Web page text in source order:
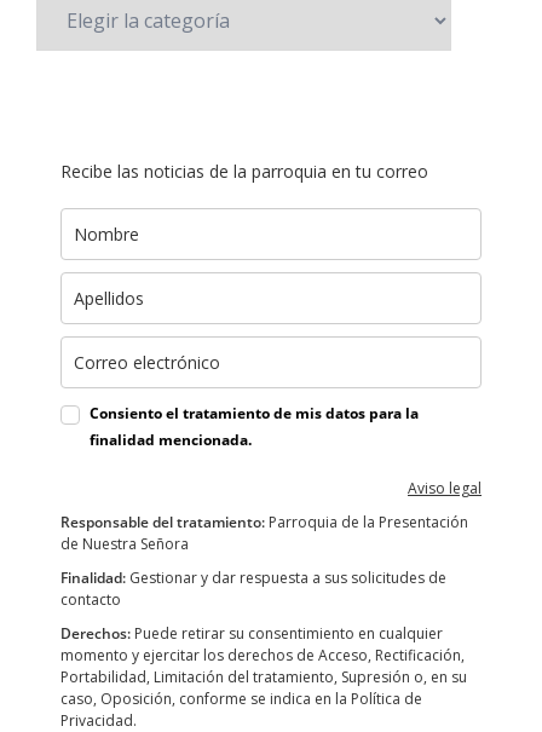
Recibe las noticias de la parroquia en tu correo
Consiento el tratamiento de mis datos para la
finalidad mencionada.
Aviso legal
Responsable del tratamiento: Parroquia de la Presentación
de Nuestra Señora
Finalidad: Gestionar y dar respuesta a sus solicitudes de
contacto
Derechos: Puede retirar su consentimiento en cualquier
momento y ejercitar los derechos de Acceso, Rectificación,
Portabilidad, Limitación del tratamiento, Supresión o, en su
caso, Oposición, conforme se indica en la Política de
Privacidad.